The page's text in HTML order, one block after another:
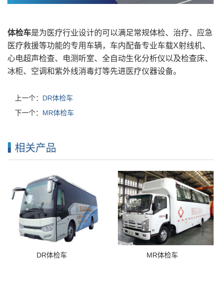
体检车是为医疗行业设计的可以满足常规体检、治疗、应急
医疗救援等功能的专用车辆，车内配备专业车载X射线机、
心电超声检查、电测听室、全自动生化分析仪以及检查床、
冰柜、空调和紫外线消毒灯等先进医疗仪器设备。
上一个： DR体检车
下一个： MR体检车
相关产品
DR体检车 MR体检车